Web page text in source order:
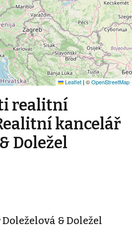
Leaflet | ©OpenStreetMap
realitní
kancelář
Doležel
& Doležel